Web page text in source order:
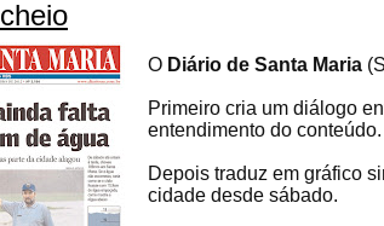
O Diário de Santa Maria
Primeiro cria um diálogo
entendimento do conteúdo.
Depois traduz em gráfico
cidade desde sábado.